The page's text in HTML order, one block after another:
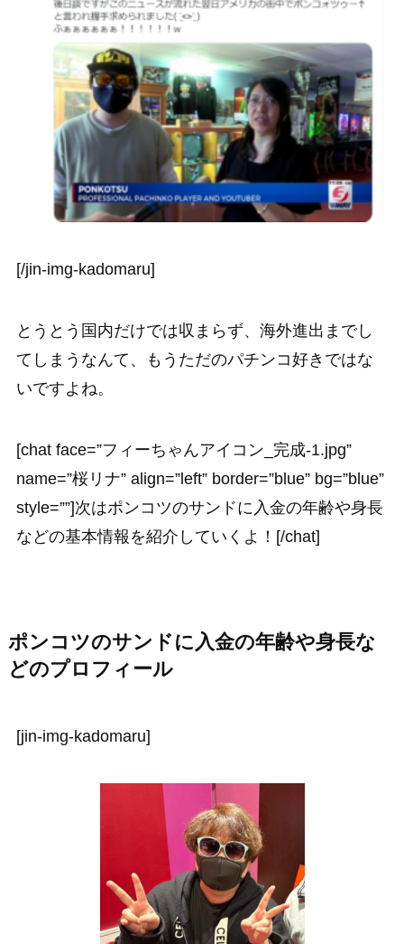
[/jin-img-kadomaru]
とうとう国内だけでは収まらず、海外進出までし
てしまうなんて、もうただのパチンコ好きではな
いですよね。
[chat face=”フィーちゃんアイコン_完成-1.jpg”
name=”桜リナ” align=”left” border=”blue” bg=”blue”
style=””]次はポンコツのサンドに入金の年齢や身長
などの基本情報を紹介していくよ！[/chat]
ポンコツのサンドに入金の年齢や身長な
どのプロフィール
[jin-img-kadomaru]